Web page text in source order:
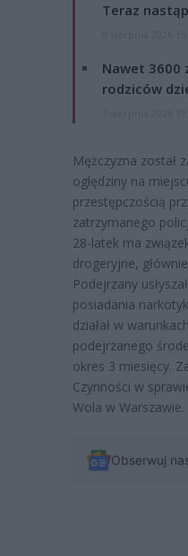
Teraz
Nawet 3600
rodziców
Mężczyzna został
oględziny na
przestępczością
zatrzymanego
28-latek ma
drogeryjne,
Podejrzany
posiadania
działał w
podejrzanego
okres 3 miesięcy.
Czynności w
Wola w Warszawie.
Obserwuj